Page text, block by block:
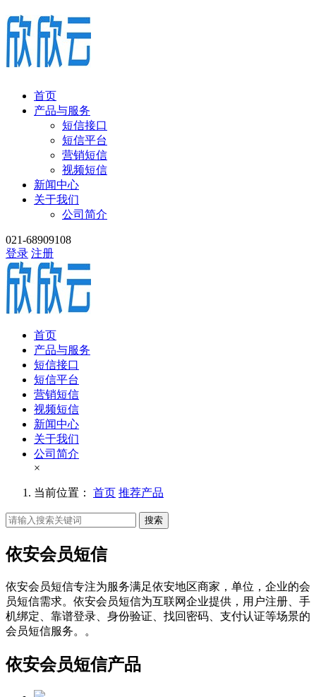
首页
产品与服务
短信接口
短信平台
营销短信
视频短信
新闻中心
关于我们
公司简介
021-68909108
登录 注册
首页
产品与服务
短信接口
短信平台
营销短信
视频短信
新闻中心
关于我们
公司简介
×
当前位置： 首页 推荐产品
搜索
依安会员短信
依安会员短信专注为服务满足依安地区商家，单位，企业的会
员短信需求。依安会员短信为互联网企业提供，用户注册、手
机绑定、靠谱登录、身份验证、找回密码、支付认证等场景的
会员短信服务。。
依安会员短信产品